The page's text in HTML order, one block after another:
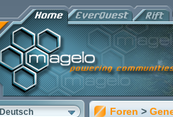
Deutsch Foren >